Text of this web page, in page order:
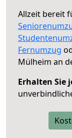
Allzeit bereit
Fernumzug
Mülheim an
Erhalten Sie